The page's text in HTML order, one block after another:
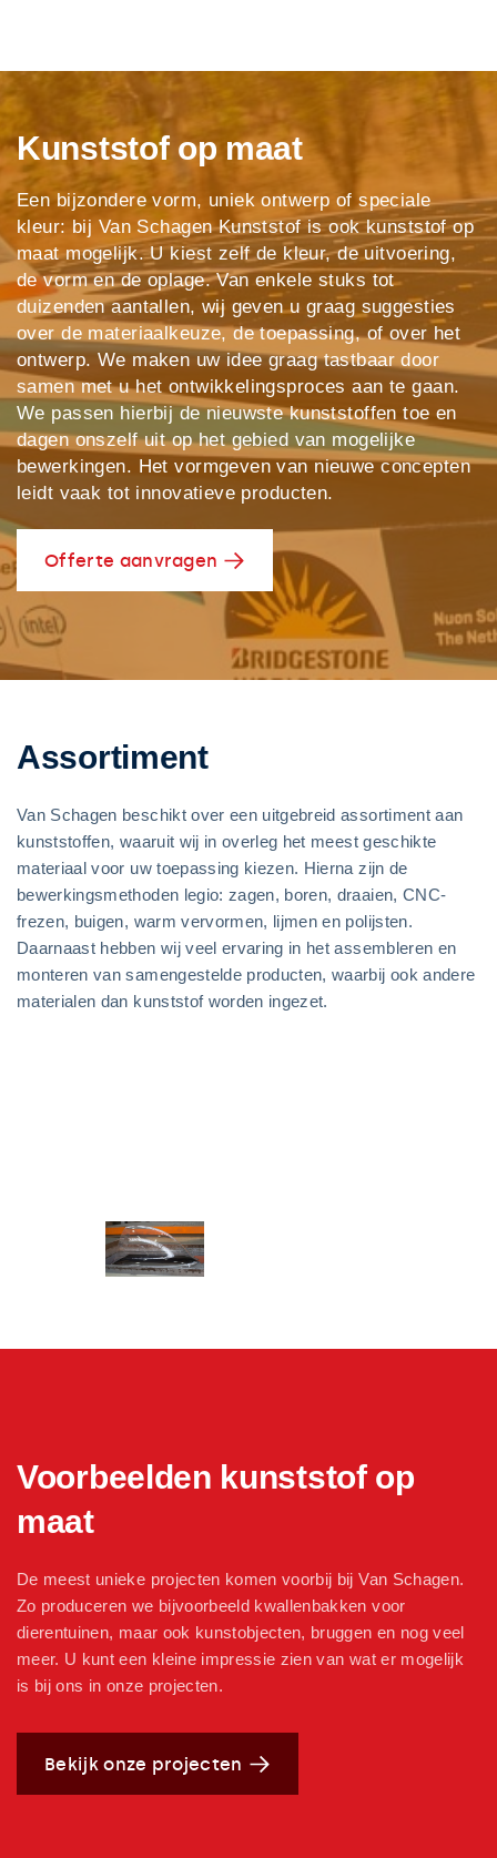
Kunststof op maat
Een bijzondere vorm, uniek ontwerp of speciale
kleur: bij Van Schagen Kunststof is ook kunststof op
maat mogelijk. U kiest zelf de kleur, de uitvoering,
de vorm en de oplage. Van enkele stuks tot
duizenden aantallen, wij geven u graag suggesties
over de materiaalkeuze, de toepassing, of over het
ontwerp. We maken uw idee graag tastbaar door
samen met u het ontwikkelingsproces aan te gaan.
We passen hierbij de nieuwste kunststoffen toe en
dagen onszelf uit op het gebied van mogelijke
bewerkingen. Het vormgeven van nieuwe concepten
leidt vaak tot innovatieve producten.
Offerte aanvragen
Assortiment
Van Schagen beschikt over een uitgebreid assortiment aan
kunststoffen, waaruit wij in overleg het meest geschikte
materiaal voor uw toepassing kiezen. Hierna zijn de
bewerkingsmethoden legio: zagen, boren, draaien, CNC-
frezen, buigen, warm vervormen, lijmen en polijsten.
Daarnaast hebben wij veel ervaring in het assembleren en
monteren van samengestelde producten, waarbij ook andere
materialen dan kunststof worden ingezet.
Voorbeelden kunststof op
maat
De meest unieke projecten komen voorbij bij Van Schagen.
Zo produceren we bijvoorbeeld kwallenbakken voor
dierentuinen, maar ook kunstobjecten, bruggen en nog veel
meer. U kunt een kleine impressie zien van wat er mogelijk
is bij ons in onze projecten.
Bekijk onze projecten